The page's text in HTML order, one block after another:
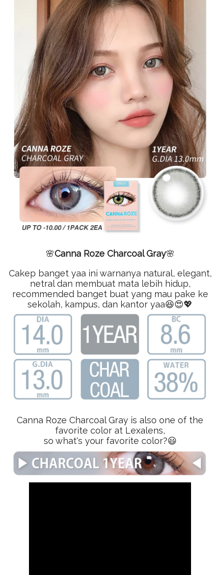
🌸Canna Roze Charcoal Gray🌸
Cakep banget yaa ini warnanya natural, elegant,
netral dan membuat mata lebih hidup,
recommended banget buat yang mau pake ke
sekolah, kampus, dan kantor yaa😆😍💖
Canna Roze Charcoal Gray is also one of the
favorite color at Lexalens,
so what's your favorite color?😃